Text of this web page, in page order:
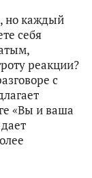
но каждый
себя
реакции?
с
«Вы и ваша